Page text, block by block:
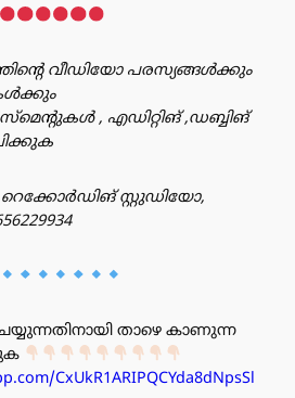
വീഡിയോ പരസ്യങ്ങൾക്കും
, എഡിറ്റിങ് ,ഡബ്ബിങ്
സ്റ്റുഡിയോ,
താഴെ കാണുന്ന
CxUkR1ARIPQCYda8dNpsSl